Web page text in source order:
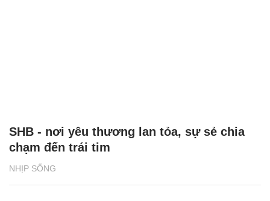
NHỊP SỐNG
SHB - nơi yêu thương lan tỏa, sự sẻ chia
chạm đến trái tim